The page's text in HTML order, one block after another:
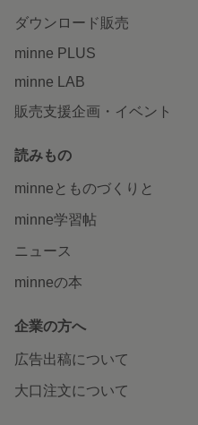
ダウンロード販売
minne PLUS
minne LAB
販売支援企画・イベント
読みもの
minneとものづくりと
minne学習帖
ニュース
minneの本
企業の方へ
広告出稿について
大口注文について